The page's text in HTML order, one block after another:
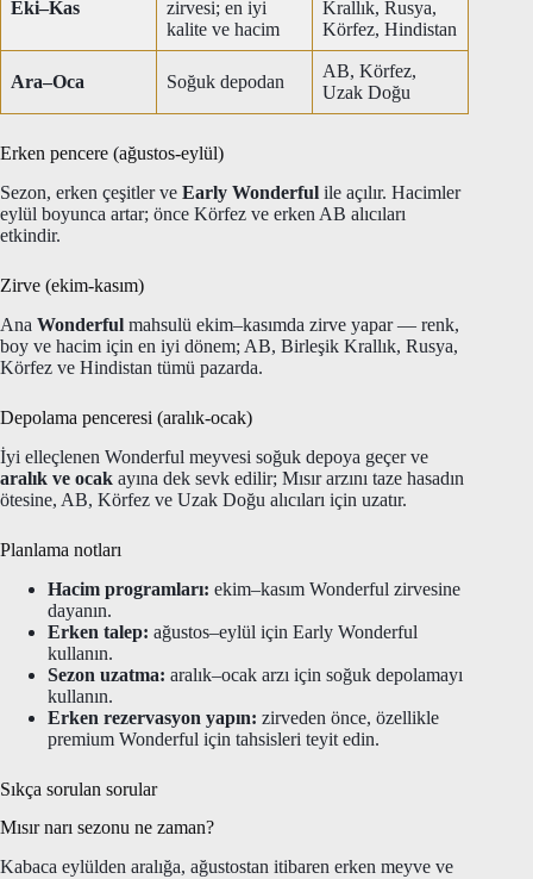
Eki–Kas
zirvesi; en iyi
kalite ve hacim
Krallık, Rusya,
Körfez, Hindistan
Ara–Oca Soğuk depodan
AB, Körfez,
Uzak Doğu
Erken pencere (ağustos-eylül)
Sezon, erken çeşitler ve Early Wonderful ile açılır. Hacimler
eylül boyunca artar; önce Körfez ve erken AB alıcıları
etkindir.
Zirve (ekim-kasım)
Ana Wonderful mahsulü ekim–kasımda zirve yapar — renk,
boy ve hacim için en iyi dönem; AB, Birleşik Krallık, Rusya,
Körfez ve Hindistan tümü pazarda.
Depolama penceresi (aralık-ocak)
İyi elleçlenen Wonderful meyvesi soğuk depoya geçer ve
aralık ve ocak ayına dek sevk edilir; Mısır arzını taze hasadın
ötesine, AB, Körfez ve Uzak Doğu alıcıları için uzatır.
Planlama notları
Hacim programları: ekim–kasım Wonderful zirvesine
dayanın.
Erken talep: ağustos–eylül için Early Wonderful
kullanın.
Sezon uzatma: aralık–ocak arzı için soğuk depolamayı
kullanın.
Erken rezervasyon yapın: zirveden önce, özellikle
premium Wonderful için tahsisleri teyit edin.
Sıkça sorulan sorular
Mısır narı sezonu ne zaman?
Kabaca eylülden aralığa, ağustostan itibaren erken meyve ve